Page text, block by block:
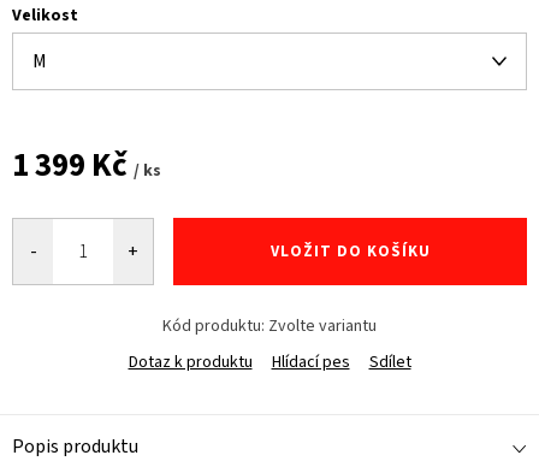
Velikost
1 399 Kč / ks
cena:
VLOŽIT DO KOŠÍKU
Kód produktu: Zvolte variantu
Dotaz k produktu
Hlídací pes Sdílet
Popis produktu